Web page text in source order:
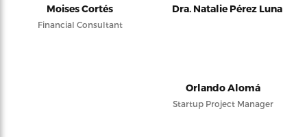
Moises Cortés
Financial Consultant
Dra. Natalie Pérez Luna
Orlando Alomá
Startup Project Manager